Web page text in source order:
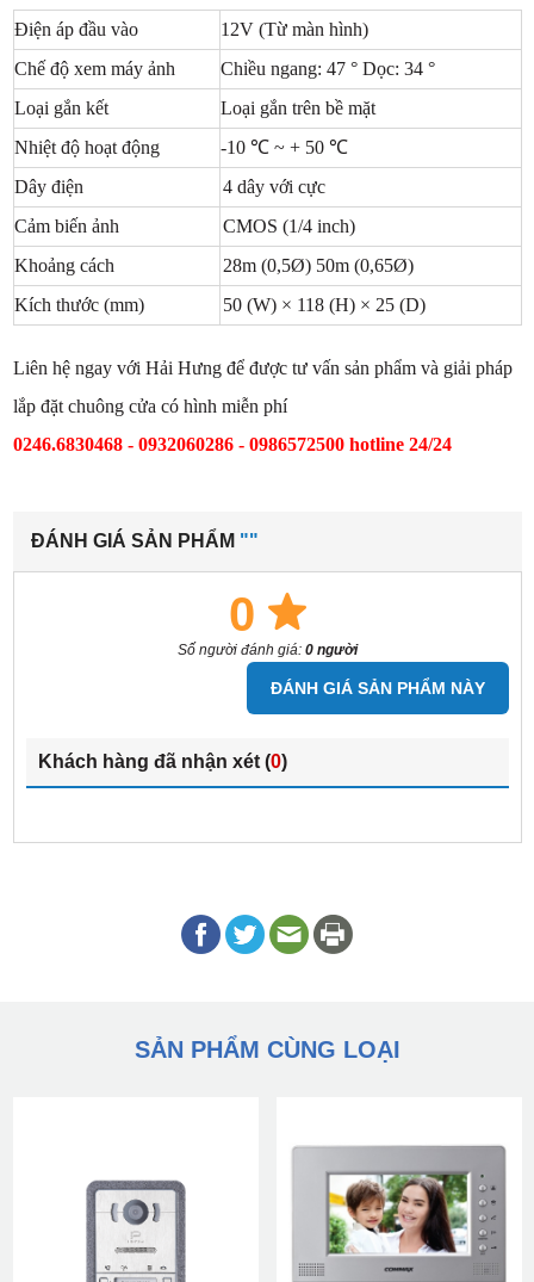
Điện áp đầu vào
12V (Từ màn hình)
Chế độ xem máy ảnh
Chiều ngang: 47 ° Dọc: 34 °
Loại gắn kết
Loại gắn trên bề mặt
Nhiệt độ hoạt động
-10 ℃ ~ + 50 ℃
Dây điện
4 dây với cực
Cảm biến ảnh
CMOS (1/4 inch)
Khoảng cách
28m (0,5Ø) 50m (0,65Ø)
Kích thước (mm)
50 (W) × 118 (H) × 25 (D)
Liên hệ ngay với Hải Hưng để được tư vấn sản phẩm và giải pháp
lắp đặt chuông cửa có hình miễn phí
0246.6830468 - 0932060286 - 0986572500 hotline 24/24
ĐÁNH GIÁ SẢN PHẨM ""
0
Số người đánh giá: 0 người
ĐÁNH GIÁ SẢN PHẨM NÀY
Khách hàng đã nhận xét (0)
SẢN PHẨM CÙNG LOẠI